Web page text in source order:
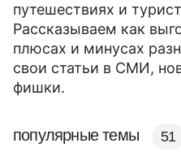
путешествиях и
Рассказываем как
плюсах и минусах
свои статьи в СМИ,
фишки.
популярные темы 51